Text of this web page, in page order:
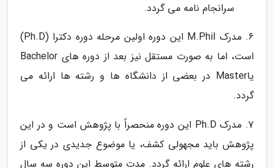
سرانجام نامه می گردد.
6. مدرک M.Phil این دوره اولین مرحله دوره دکترا (Ph.D)
است، اما به صورت مستقل نیز بعد از دوره های Bachelor
یاMaster در بعضی از دانشگاه ها و رشته ها ارائه می
گردد.
7. مدرک Ph.D این دوره منحصراً با پژوهش است و در این
پژوهش باید مجهولی کشف، یا موضوع جدیدی در یکی از
رشته های علوم ارائه گردد. مدت متوسط این دوره سه سال